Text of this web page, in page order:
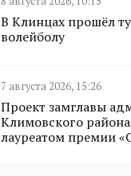
В Клинцах прошёл
волейболу
7 августа 2026, 15:26
Проект замглавы
Климовского района
лауреатом премии